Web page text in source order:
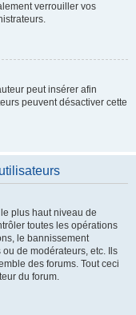
verrouiller vos
peut insérer afin
peuvent désactiver cette
plus haut niveau de
toutes les opérations
le bannissement
de modérateurs, etc. Ils
des forums. Tout ceci
du forum.